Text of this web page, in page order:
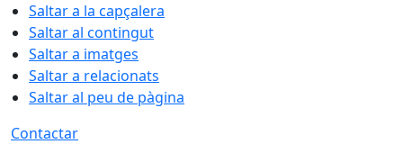
Saltar a la capçalera
Saltar al contingut
Saltar a imatges
Saltar a relacionats
Saltar al peu de pàgina
Contactar